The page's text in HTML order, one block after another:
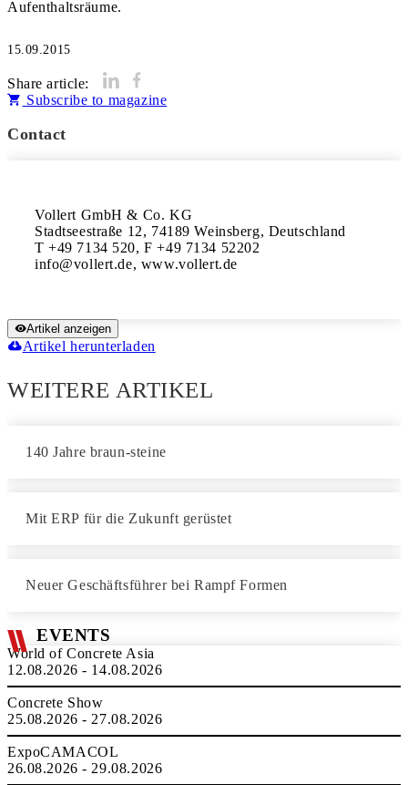
Aufenthaltsräume.
15.09.2015
Share article:
Subscribe to magazine
Contact
Vollert GmbH & Co. KG
Stadtseestraße 12, 74189 Weinsberg, Deutschland
T +49 7134 520, F +49 7134 52202
info@vollert.de, www.vollert.de
Artikel anzeigen
Artikel herunterladen
WEITERE ARTIKEL
140 Jahre braun-steine
Mit ERP für die Zukunft gerüstet
Neuer Geschäftsführer bei Rampf Formen
EVENTS
World of Concrete Asia
12.08.2026 - 14.08.2026
Concrete Show
25.08.2026 - 27.08.2026
ExpoCAMACOL
26.08.2026 - 29.08.2026